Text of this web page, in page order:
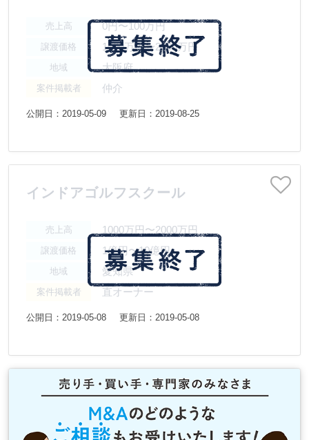
売上高 0円〜100万円
譲渡価格 1000万円〜2000万円
地域 大阪府
案件掲載者 仲介
公開日：2019-05-09 更新日：2019-08-25
インドアゴルフスクール
売上高 1000万円〜2000万円
譲渡価格 1億円〜10億円
地域 愛知県
案件掲載者 直オーナー
公開日：2019-05-08 更新日：2019-05-08